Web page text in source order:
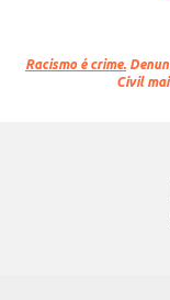
Racismo é crime.
Civil